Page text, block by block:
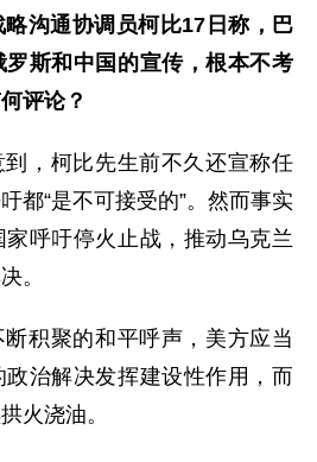
沟通协调员柯比17日称，巴
斯和中国的宣传，根本不考
评论？
，柯比先生前不久还宣称任
都“是不可接受的”。然而事实
呼吁停火止战，推动乌克兰
。
积聚的和平呼声，美方应当
治解决发挥建设性作用，而
火浇油。